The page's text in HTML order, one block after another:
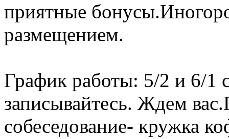
приятные
размещением.
График работы: 5/2 и 6/1
записывайтесь. Ждем
собеседование- кружка